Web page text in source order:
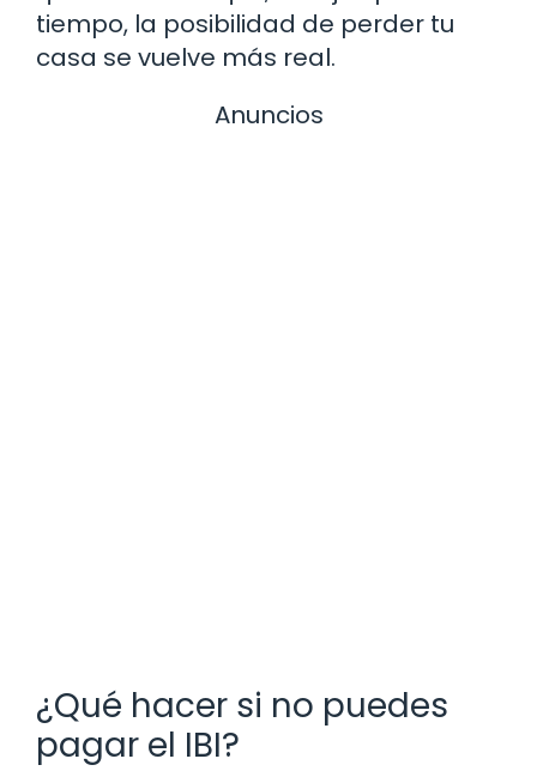
tiempo, la posibilidad de perder tu
casa se vuelve más real.
Anuncios
¿Qué hacer si no puedes
pagar el IBI?